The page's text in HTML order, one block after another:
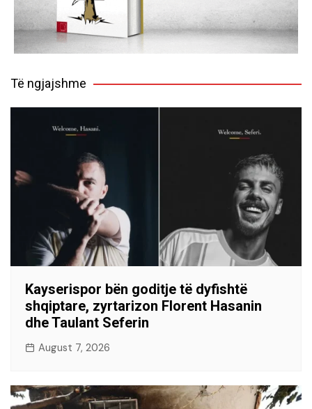
Të ngjajshme
Kayserispor bën goditje të dyfishtë
shqiptare, zyrtarizon Florent Hasanin
dhe Taulant Seferin
August 7, 2026